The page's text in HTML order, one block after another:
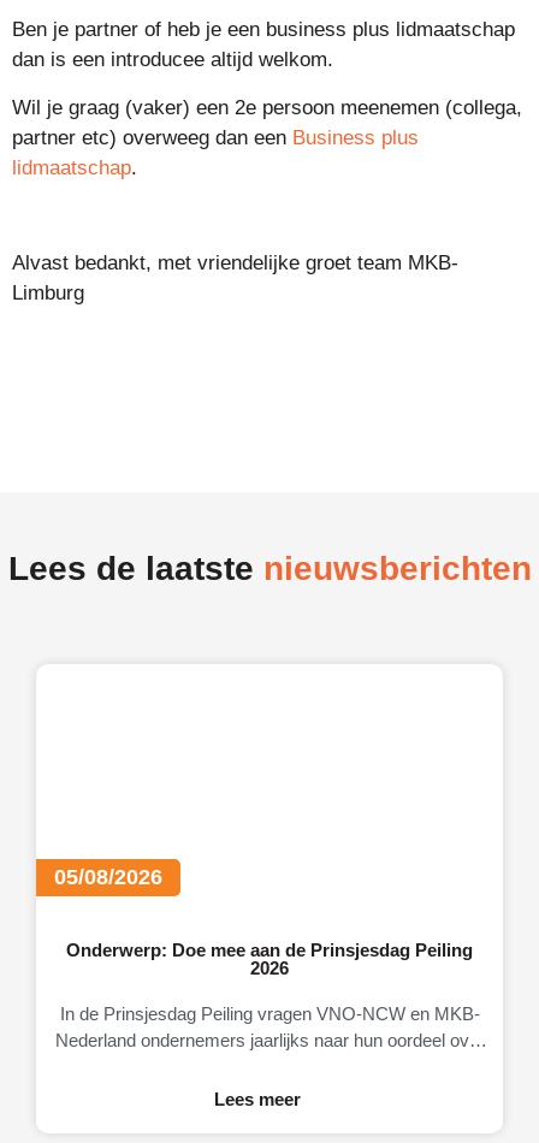
Ben je partner of heb je een business plus lidmaatschap
dan is een introducee altijd welkom.
Wil je graag (vaker) een 2e persoon meenemen (collega,
partner etc) overweeg dan een Business plus
lidmaatschap.
Alvast bedankt, met vriendelijke groet team MKB-
Limburg
Lees de laatste nieuwsberichten
05/08/2026
Onderwerp: Doe mee aan de Prinsjesdag Peiling
2026
In de Prinsjesdag Peiling vragen VNO-NCW en MKB-
Nederland ondernemers jaarlijks naar hun oordeel over
Lees meer